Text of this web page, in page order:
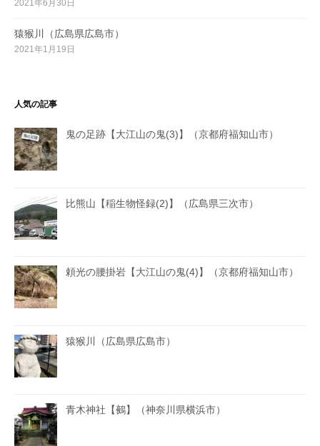
2021年6月30日
猿猴川（広島県広島市）
2021年1月19日
人気の記事
鬼の足跡【大江山の鬼(3)】（京都府福知山市）
比熊山【稲生物怪録(2)】（広島県三次市）
頼光の腰掛岩【大江山の鬼(4)】（京都府福知山市）
猿猴川（広島県広島市）
青木神社【鵺】（神奈川県横浜市）